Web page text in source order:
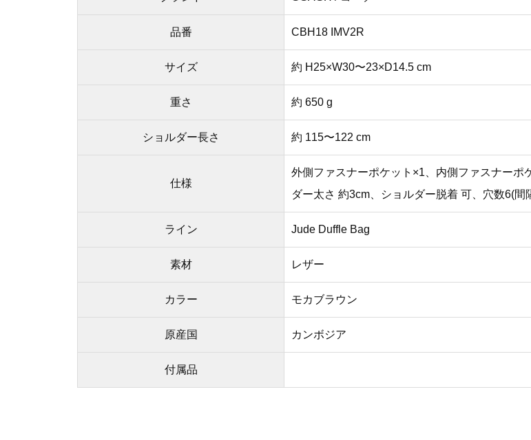
品番 CBH18 IMV2R
サイズ 約 H25×W30〜23×D14.5 cm
重さ 約 650 g
ショルダー長さ 約 115〜122 cm
仕様
外側ファスナーポケット×1、内側ファスナー
ダー太さ 約3cm、ショルダー脱着 可、穴数6(
ライン Jude Duffle Bag
素材 レザー
カラー モカブラウン
原産国 カンボジア
付属品